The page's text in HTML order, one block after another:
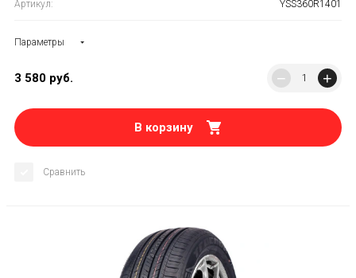
Артикул: YSS360R1401
Параметры
3 580 руб. − +
В корзину
Сравнить